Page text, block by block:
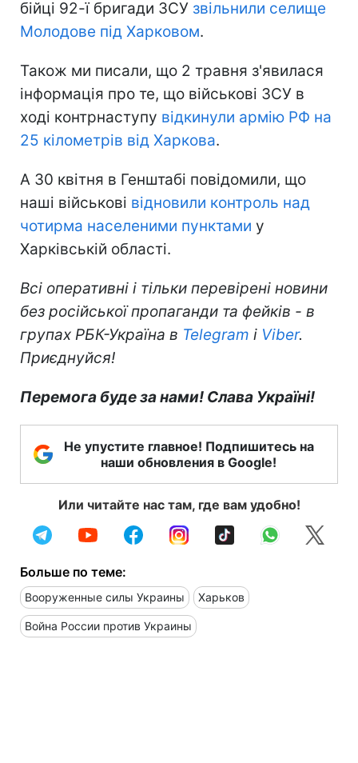
бійці 92-ї бригади ЗСУ звільнили селище
Молодове під Харковом.
Також ми писали, що 2 травня з'явилася
інформація про те, що військові ЗСУ в
ході контрнаступу відкинули армію РФ на
25 кілометрів від Харкова.
А 30 квітня в Генштабі повідомили, що
наші військові відновили контроль над
чотирма населеними пунктами у
Харківській області.
Всі оперативні і тільки перевірені новини
без російської пропаганди та фейків - в
групах РБК-Україна в Telegram і Viber.
Приєднуйся!
Перемога буде за нами! Слава Україні!
Не упустите главное! Подпишитесь на
наши обновления в Google!
Или читайте нас там, где вам удобно!
Больше по теме:
Вооруженные силы Украины Харьков
Война России против Украины